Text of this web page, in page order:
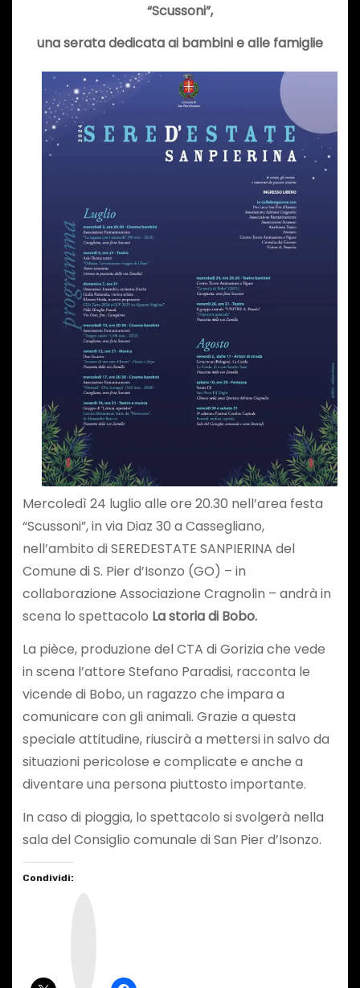
“Scussoni”,
una serata dedicata ai bambini e alle famiglie
Mercoledì 24 luglio alle ore 20.30 nell’area festa
“Scussoni”, in via Diaz 30 a Cassegliano,
nell’ambito di SEREDESTATE SANPIERINA del
Comune di S. Pier d’Isonzo (GO) – in
collaborazione Associazione Cragnolin – andrà in
scena lo spettacolo La storia di Bobo.
La pièce, produzione del CTA di Gorizia che vede
in scena l’attore Stefano Paradisi, racconta le
vicende di Bobo, un ragazzo che impara a
comunicare con gli animali. Grazie a questa
speciale attitudine, riuscirà a mettersi in salvo da
situazioni pericolose e complicate e anche a
diventare una persona piuttosto importante.
In caso di pioggia, lo spettacolo si svolgerà nella
sala del Consiglio comunale di San Pier d’Isonzo.
Condividi: